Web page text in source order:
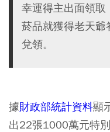
幸運得主出面領
菸品就獲得老天
兌領。
據財政部統計資料顯
出22張1000萬元特